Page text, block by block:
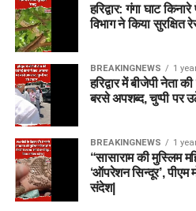
हरिद्वार: गंगा घाट
विभाग ने किया सुरक्षित
BREAKINGNEWS 1
हरिद्वार में बीजेपी
बरसे अपशब्द, चुप्पी पर
BREAKINGNEWS 1
“सासाराम की मुस्लिम
‘ऑपरेशन सिन्दूर’, पीएम
संदेश|